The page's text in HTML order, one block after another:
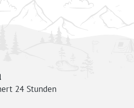
24 Stunden